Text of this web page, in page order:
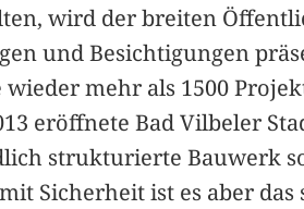
wird der breiten
und Besichtigungen
wieder mehr als 1500
eröffnete Bad Vilbeler
strukturierte Bauwerk
Sicherheit ist es aber